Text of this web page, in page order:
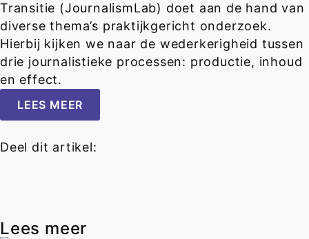
Transitie (JournalismLab) doet aan de hand van
diverse thema’s praktijkgericht onderzoek.
Hierbij kijken we naar de wederkerigheid tussen
drie journalistieke processen: productie, inhoud
en effect.
LEES MEER
Deel dit artikel:
Lees meer